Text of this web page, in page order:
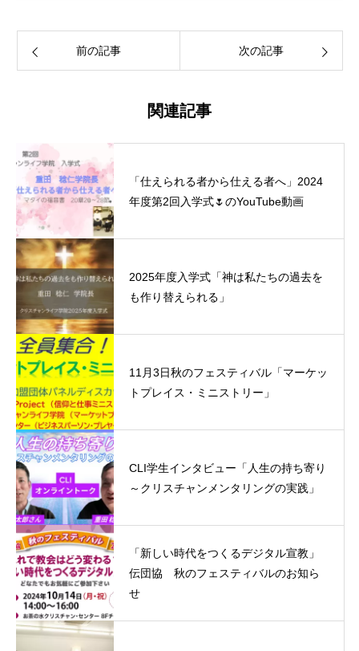
前の記事 次の記事
関連記事
「仕えられる者から仕える者へ」2024
年度第2回入学式🌷のYouTube動画
2025年度入学式「神は私たちの過去を
も作り替えられる」
11月3日秋のフェスティバル「マーケッ
トプレイス・ミニストリー」
CLI学生インタビュー「人生の持ち寄り
～クリスチャンメンタリングの実践」
「新しい時代をつくるデジタル宣教」
伝団協 秋のフェスティバルのお知ら
せ